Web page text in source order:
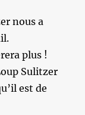
nous a
plus !
Sulitzer
est de